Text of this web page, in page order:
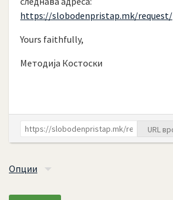
https://slobodenpristap.mk/request/
Yours faithfully,
Методија Костоски
URL
Опции